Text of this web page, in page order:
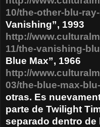
10/the-other-blu-
Vanishing”, 1993
http://
11/the-vanishing-
Blue Max”, 1966
http://
03/the-blue-max-
otras. Es
parte de Twilight
separado dentro